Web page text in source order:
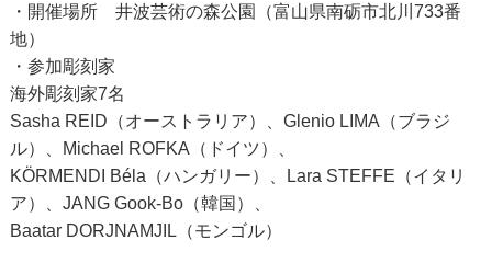
・開催場所 井波芸術の森公園（富山県南砺市北川733番
地）
・参加彫刻家
海外彫刻家7名
Sasha REID（オーストラリア）、Glenio LIMA（ブラジ
ル）、Michael ROFKA（ドイツ）、
KÖRMENDI Béla（ハンガリー）、Lara STEFFE（イタリ
ア）、JANG Gook-Bo（韓国）、
Baatar DORJNAMJIL（モンゴル）